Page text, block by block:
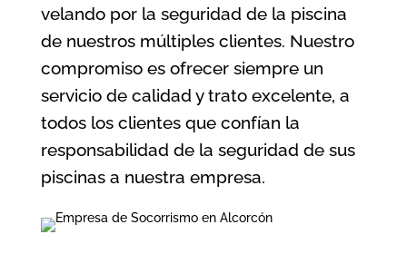
velando por la seguridad de la piscina
de nuestros múltiples clientes. Nuestro
compromiso es ofrecer siempre un
servicio de calidad y trato excelente, a
todos los clientes que confían la
responsabilidad de la seguridad de sus
piscinas a nuestra empresa.